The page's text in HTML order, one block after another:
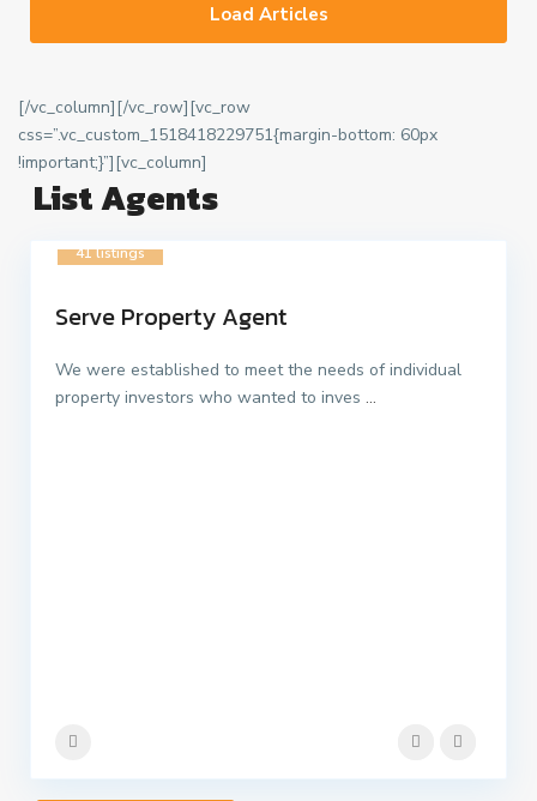
Load Articles
[/vc_column][/vc_row][vc_row
css=”.vc_custom_1518418229751{margin-bottom: 60px
!important;}”][vc_column]
List Agents
41 listings
Serve Property Agent
We were established to meet the needs of individual
property investors who wanted to inves ...